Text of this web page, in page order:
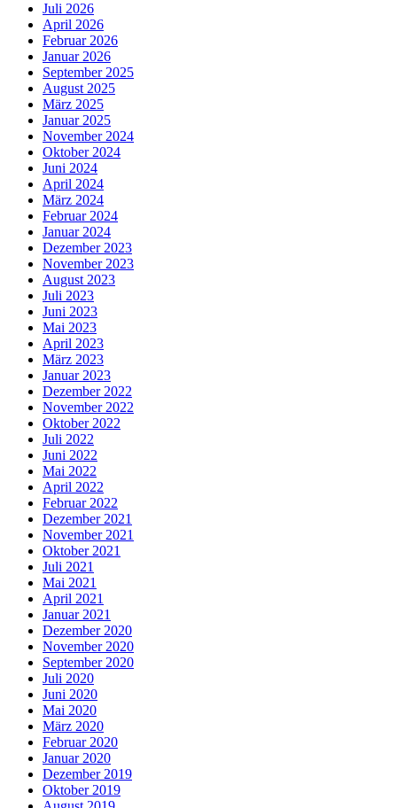
Juli 2026
April 2026
Februar 2026
Januar 2026
September 2025
August 2025
März 2025
Januar 2025
November 2024
Oktober 2024
Juni 2024
April 2024
März 2024
Februar 2024
Januar 2024
Dezember 2023
November 2023
August 2023
Juli 2023
Juni 2023
Mai 2023
April 2023
März 2023
Januar 2023
Dezember 2022
November 2022
Oktober 2022
Juli 2022
Juni 2022
Mai 2022
April 2022
Februar 2022
Dezember 2021
November 2021
Oktober 2021
Juli 2021
Mai 2021
April 2021
Januar 2021
Dezember 2020
November 2020
September 2020
Juli 2020
Juni 2020
Mai 2020
März 2020
Februar 2020
Januar 2020
Dezember 2019
Oktober 2019